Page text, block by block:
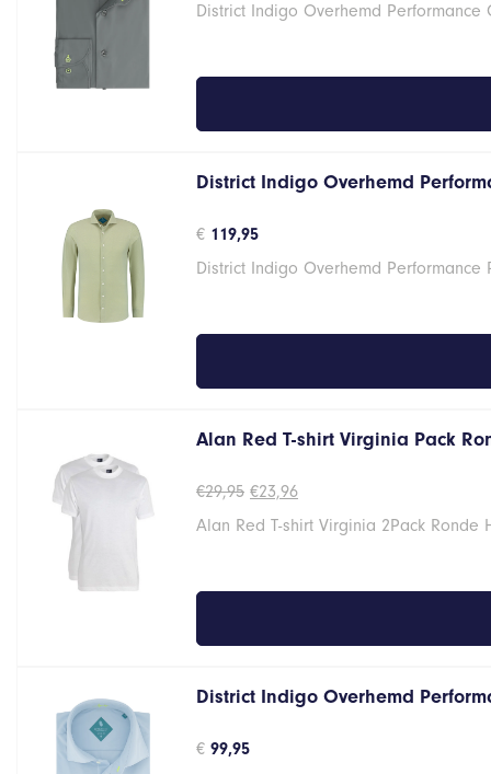
District Indigo Overhemd Performance
District Indigo Overhemd
€ 119,95
District Indigo Overhemd Performance
Alan Red T-shirt Virginia Pack
€29,95 Oorspronkelijke
was:
€23,96Huidige
is:
Alan Red T-shirt Virginia 2Pack Ronde
District Indigo Overhemd
€ 99,95